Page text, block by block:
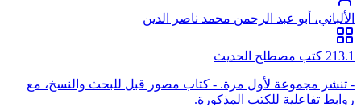
الألباني، أبو عبد الرحمن محمد ناصر الدين
213.1 كتب مصطلح الحديث
- تنشر مجموعة لأول مرة. - كتاب مصور قبل للبحث والنسخ، مع
روابط تفاعلية للكتب المذكورة.